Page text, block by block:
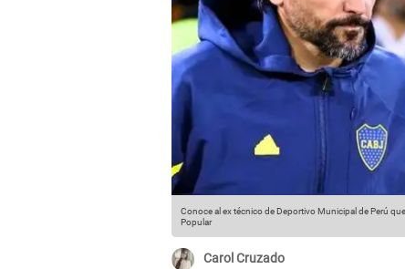
Conoce al ex técnico de Deportivo Municipal de Perú
Popular
Carol Cruzado